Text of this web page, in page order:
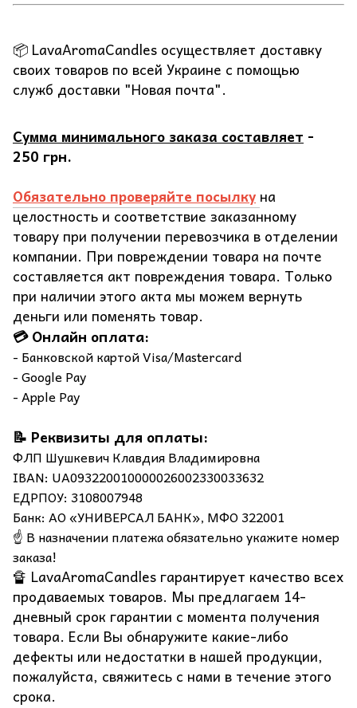
📦 LavaAromaCandles осуществляет доставку
своих товаров по всей Украине с помощью
служб доставки "Новая почта".
Сумма минимального заказа составляет -
250 грн.
Обязательно проверяйте посылку на
целостность и соответствие заказанному
товару при получении перевозчика в отделении
компании. При повреждении товара на почте
составляется акт повреждения товара. Только
при наличии этого акта мы можем вернуть
деньги или поменять товар.
💳 Онлайн оплата:
- Банковской картой Visa/Mastercard
- Google Pay
- Apple Pay
📝 Реквизиты для оплаты:
ФЛП Шушкевич Клавдия Владимировна
IBAN: UA093220010000026002330033632
ЕДРПОУ: 3108007948
Банк: АО «УНИВЕРСАЛ БАНК», МФО 322001
☝️ В назначении платежа обязательно укажите номер
заказа!
🔏 LavaAromaCandles гарантирует качество всех
продаваемых товаров. Мы предлагаем 14-
дневный срок гарантии с момента получения
товара. Если Вы обнаружите какие-либо
дефекты или недостатки в нашей продукции,
пожалуйста, свяжитесь с нами в течение этого
срока.